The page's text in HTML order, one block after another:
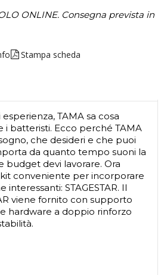
ONLINE. Consegna prevista in
Stampa scheda
TAMA sa cosa
i batteristi. Ecco perché TAMA
che desideri e che puoi
da quanto tempo suoni la
budget devi lavorare. Ora
conveniente per incorporare
STAGESTAR. Il
viene fornito con supporto
hardware a doppio rinforzo